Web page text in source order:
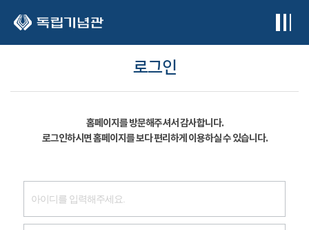
로그인
홈페이지를 방문해주셔서 감사합니다.
로그인하시면 홈페이지를 보다 편리하게 이용하실 수 있습니다.